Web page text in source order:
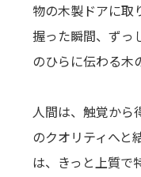
物の木製ドアに取
握った瞬間、ずっ
のひらに伝わる木
人間は、触覚から
のクオリティへと
は、きっと上質で